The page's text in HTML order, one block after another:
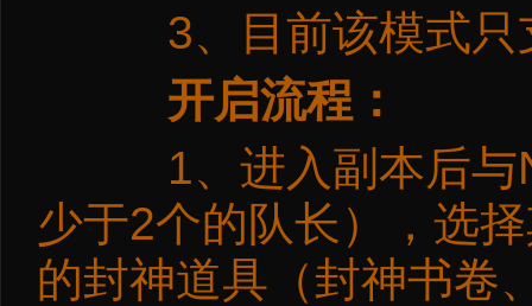
3、目前该模式只
开启流程：
1、进入副本后与
少于2个的队长），选
的封神道具（封神书卷